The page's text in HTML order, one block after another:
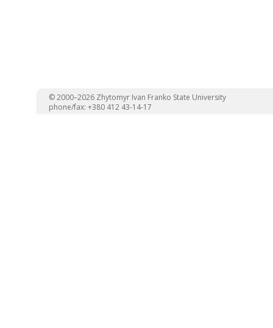
© 2000–2026 Zhytomyr Ivan Franko State University
phone/fax: +380 412 43-14-17